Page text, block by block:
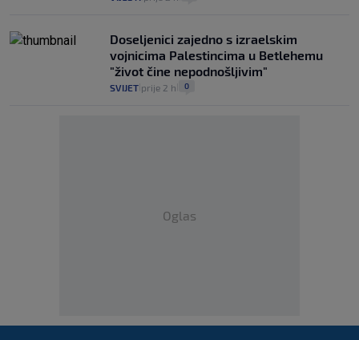
Doseljenici zajedno s izraelskim
vojnicima Palestincima u Betlehemu
"život čine nepodnošljivim"
SVIJET prije 2 h 0
Oglas